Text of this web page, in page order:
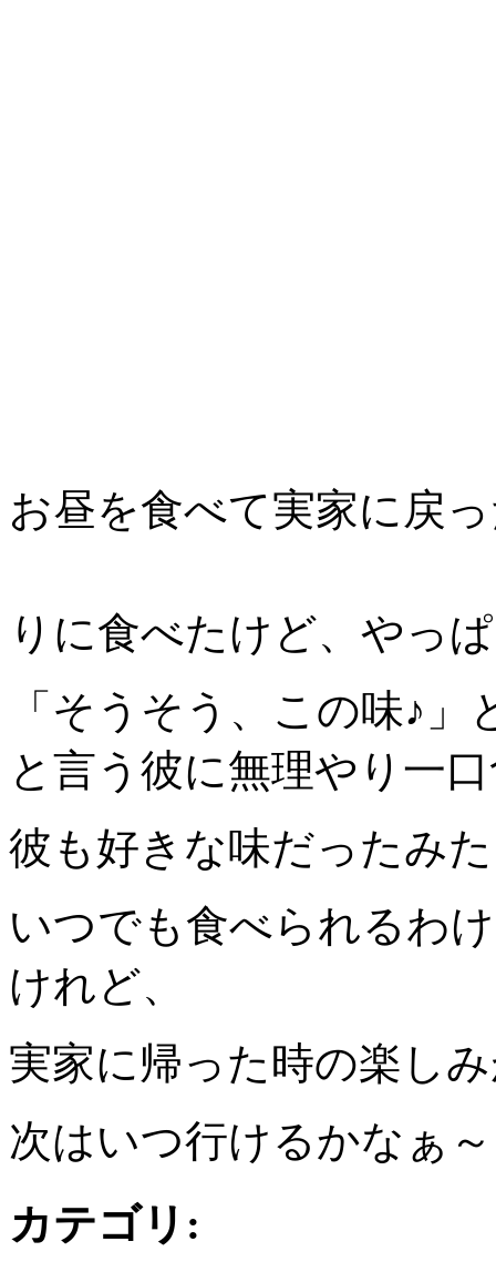
お昼を食べて実家に戻
りに食べたけど、やっ
「そうそう、この味♪
と言う彼に無理やり一
彼も好きな味だったみ
いつでも食べられるわ
けれど、
実家に帰った時の楽し
次はいつ行けるかなぁ
カテゴリ :